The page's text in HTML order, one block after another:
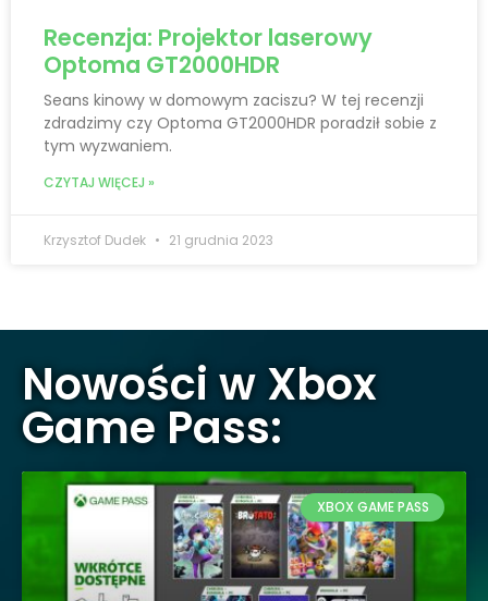
Recenzja: Projektor laserowy
Optoma GT2000HDR
Seans kinowy w domowym zaciszu? W tej recenzji
zdradzimy czy Optoma GT2000HDR poradził sobie z
tym wyzwaniem.
CZYTAJ WIĘCEJ »
Krzysztof Dudek 21 grudnia 2023
Nowości w Xbox
Game Pass:
XBOX GAME PASS